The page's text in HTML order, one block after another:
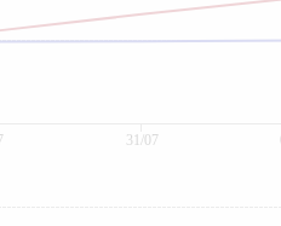
31/07